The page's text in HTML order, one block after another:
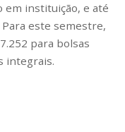
em instituição, e até
este semestre,
para bolsas
integrais.